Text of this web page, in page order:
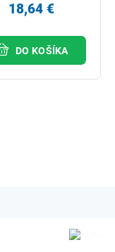
18,64 €
DO KOŠÍKA